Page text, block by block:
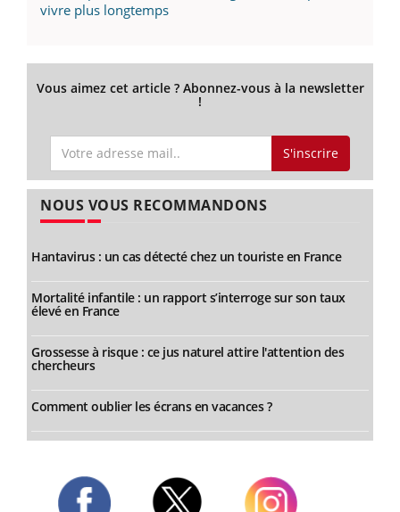
vivre plus longtemps
Vous aimez cet article ? Abonnez-vous à la newsletter
!
S'inscrire
NOUS VOUS RECOMMANDONS
Hantavirus : un cas détecté chez un touriste en France
Mortalité infantile : un rapport s’interroge sur son taux
élevé en France
Grossesse à risque : ce jus naturel attire l'attention des
chercheurs
Comment oublier les écrans en vacances ?